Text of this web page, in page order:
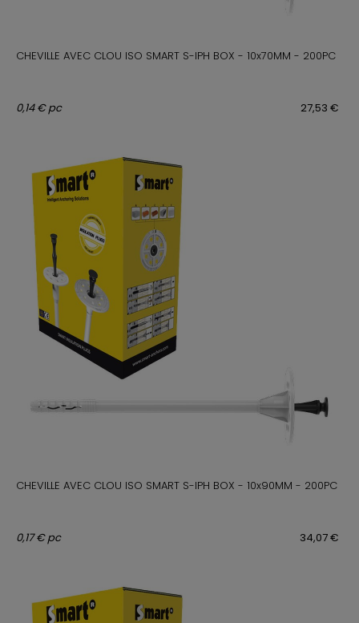
CHEVILLE AVEC CLOU ISO SMART S-IPH BOX - 10x70MM - 200PC
27,53 €
0,14 € pc
CHEVILLE AVEC CLOU ISO SMART S-IPH BOX - 10x90MM - 200PC
34,07 €
0,17 € pc